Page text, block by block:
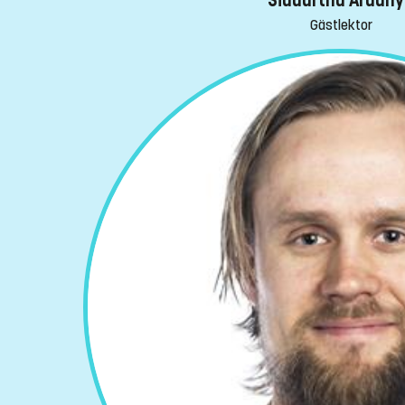
Gästlektor